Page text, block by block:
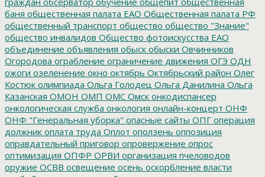
баня общественная палата ЕАО Общественная палата РФ
общественный транспорт общество общество "Знание"
общество инвалидов Общество фотоискусства ЕАО
объединение объявления обыск обыски Овчинников
Огородова ограбление ограничение движения ОГЭ ОДН
ожоги озеленение окно октябрь Октябрьский район Олег
Костюк олимпиада Ольга Голодец Ольга Данилина Ольга
Казанская ОМОН ОМП ОМС Омск онкодиспансер
онкологическая служба онкология онлайн-концерт ОНФ
ОНФ "Генеральная уборка" опасные сайты ОПГ операция
должник оплата труда Оплот оползень оппозиция
оправдательный приговор опровержение опрос
оптимизация ОПФР ОРВИ организация пчеловодов
оружие ОСВВ освещение осень оскорбление власти